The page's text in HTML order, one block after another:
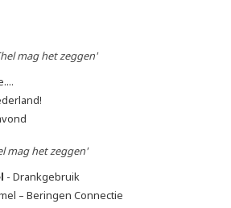
mag het zeggen'
mag het zeggen'
- Drankgebruik
– Beringen Connectie